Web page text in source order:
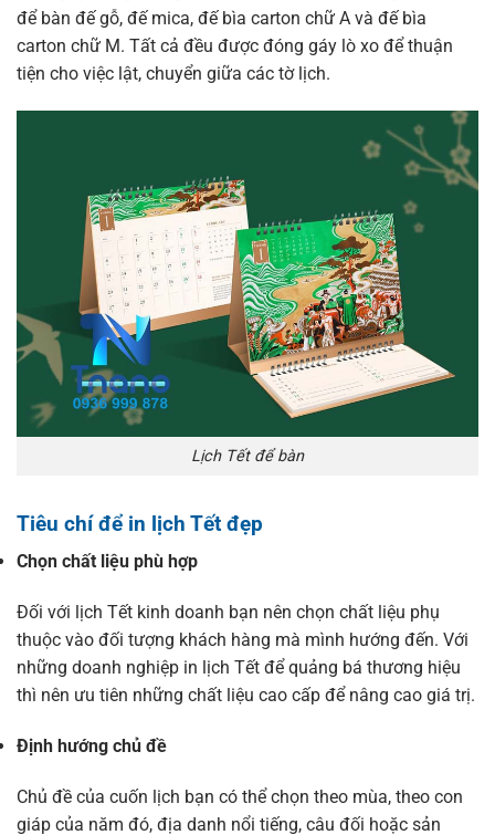
để bàn đế gỗ, đế mica, đế bìa carton chữ A và đế bìa
carton chữ M. Tất cả đều được đóng gáy lò xo để thuận
tiện cho việc lật, chuyển giữa các tờ lịch.
Lịch Tết để bàn
Tiêu chí để in lịch Tết đẹp
Chọn chất liệu phù hợp
Đối với lịch Tết kinh doanh bạn nên chọn chất liệu phụ
thuộc vào đối tượng khách hàng mà mình hướng đến. Với
những doanh nghiệp in lịch Tết để quảng bá thương hiệu
thì nên ưu tiên những chất liệu cao cấp để nâng cao giá trị.
Định hướng chủ đề
Chủ đề của cuốn lịch bạn có thể chọn theo mùa, theo con
giáp của năm đó, địa danh nổi tiếng, câu đối hoặc sản